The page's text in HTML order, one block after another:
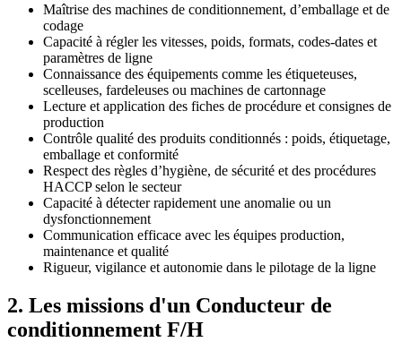
Maîtrise des machines de conditionnement, d’emballage et de
codage
Capacité à régler les vitesses, poids, formats, codes-dates et
paramètres de ligne
Connaissance des équipements comme les étiqueteuses,
scelleuses, fardeleuses ou machines de cartonnage
Lecture et application des fiches de procédure et consignes de
production
Contrôle qualité des produits conditionnés : poids, étiquetage,
emballage et conformité
Respect des règles d’hygiène, de sécurité et des procédures
HACCP selon le secteur
Capacité à détecter rapidement une anomalie ou un
dysfonctionnement
Communication efficace avec les équipes production,
maintenance et qualité
Rigueur, vigilance et autonomie dans le pilotage de la ligne
2. Les missions d'un Conducteur de
conditionnement F/H